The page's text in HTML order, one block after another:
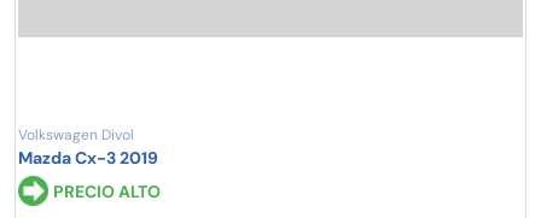
Volkswagen Divol
Mazda Cx-3 2019
PRECIO ALTO